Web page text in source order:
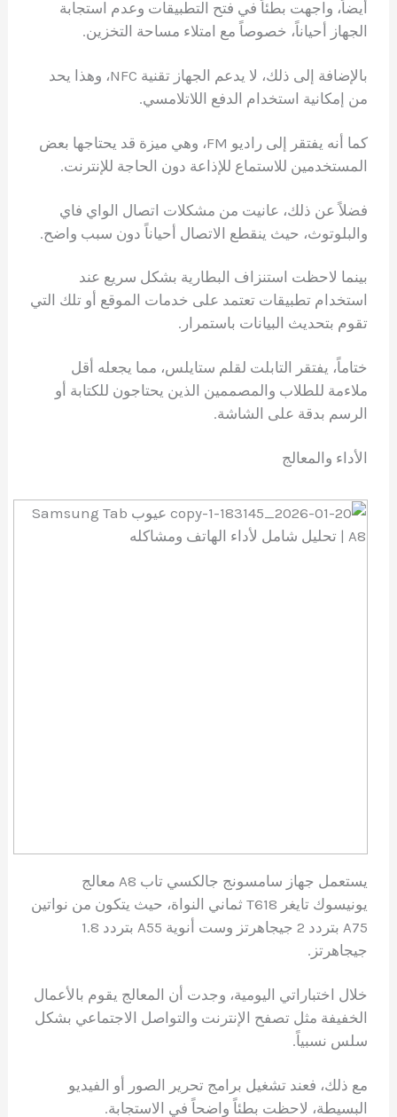
أيضاً، واجهت بطئاً في فتح التطبيقات وعدم استجابة
الجهاز أحياناً، خصوصاً مع امتلاء مساحة التخزين.
بالإضافة إلى ذلك، لا يدعم الجهاز تقنية NFC، وهذا يحد
من إمكانية استخدام الدفع اللاتلامسي.
كما أنه يفتقر إلى راديو FM، وهي ميزة قد يحتاجها بعض
المستخدمين للاستماع للإذاعة دون الحاجة للإنترنت.
فضلاً عن ذلك، عانيت من مشكلات اتصال الواي فاي
والبلوتوث، حيث ينقطع الاتصال أحياناً دون سبب واضح.
بينما لاحظت استنزاف البطارية بشكل سريع عند
استخدام تطبيقات تعتمد على خدمات الموقع أو تلك التي
تقوم بتحديث البيانات باستمرار.
ختاماً، يفتقر التابلت لقلم ستايلس، مما يجعله أقل
ملاءمة للطلاب والمصممين الذين يحتاجون للكتابة أو
الرسم بدقة على الشاشة.
الأداء والمعالج
يستعمل جهاز سامسونج جالكسي تاب A8 معالج
يونيسوك تايغر T618 ثماني النواة، حيث يتكون من نواتين
A75 بتردد 2 جيجاهرتز وست أنوية A55 بتردد 1.8
جيجاهرتز.
خلال اختباراتي اليومية، وجدت أن المعالج يقوم بالأعمال
الخفيفة مثل تصفح الإنترنت والتواصل الاجتماعي بشكل
سلس نسبياً.
مع ذلك، فعند تشغيل برامج تحرير الصور أو الفيديو
البسيطة، لاحظت بطئاً واضحاً في الاستجابة.